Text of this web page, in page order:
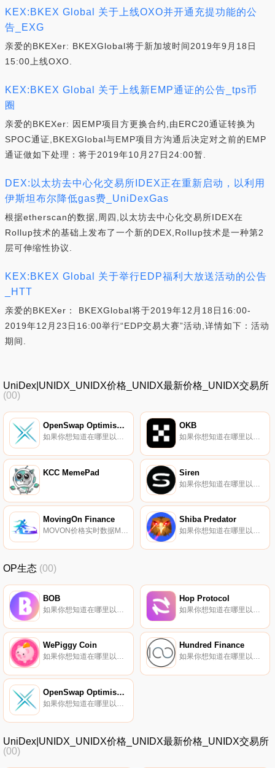
KEX:BKEX Global 关于上线OXO并开通充提功能的公
告_EXG
亲爱的BKEXer: BKEXGlobal将于新加坡时间2019年9月18日
15:00上线OXO.
KEX:BKEX Global 关于上线新EMP通证的公告_tps币
圈
亲爱的BKEXer: 因EMP项目方更换合约,由ERC20通证转换为
SPOC通证,BKEXGlobal与EMP项目方沟通后决定对之前的EMP
通证做如下处理：将于2019年10月27日24:00暂.
DEX:以太坊去中心化交易所IDEX正在重新启动，以利用
伊斯坦布尔降低gas费_UniDexGas
根据etherscan的数据,周四,以太坊去中心化交易所IDEX在
Rollup技术的基础上发布了一个新的DEX,Rollup技术是一种第2
层可伸缩性协议.
KEX:BKEX Global 关于举行EDP福利大放送活动的公告
_HTT
亲爱的BKEXer： BKEXGlobal将于2019年12月18日16:00-
2019年12月23日16:00举行“EDP交易大赛”活动,详情如下：活动
期间.
UniDex|UNIDX_UNIDX价格_UNIDX最新价格_UNIDX交易所
(00)
OpenSwap Optimism Token
如果你想知道在哪里以当前价格购买OpenSwap Optimism Token,目前交易{OpenSwap Optimism Token]股票的顶级加密货币交易所是BKEX。您可以在我们的加密货币交易所页面上找到其他列表。独特优雅的设计。高回报注。开放流动性池.
OKB
如果你想知道在哪里以当前价格购买OKB,目前交易{OKB]股票的顶级加密货币交易所是OKX、CoinW、Hotcoin Global、LBank和SuperEx。您可以在我们的加密货币交易所页面上找到其他列表.
KCC MemePad Siren
MovingOn Finance
MOVON价格实时数据MovingOn Finance-是一个web3移动应用程序,它通过步行、跑步、骑自行车和开车等活动集成了移动赚取机制.
Shiba Predator
如果你想知道在哪里以当前价格购买Shiba Predator,目前交易{Shiba Predator]股票的顶级加密货币交易所是OKX、SuperEx、BitMart、XT.COM和HuoQOM。您可以在我们的加密货币交易所页面上找到其他列表。库姆是{二进制}。只买不卖.
OP生态 (00)
BOB Hop Protocol
WePiggy Coin
如果你想知道在哪里以当前价格购买WePiggy Coin,目前交易{WePiggy Coin]股票的顶级加密货币交易所是PancakeSwap（V2）和MDEX。您可以在我们的加密货币交易所页面上找到其他列表。WePiggy是什么？WePiggy是一个开源、非托管的加密资产借贷市场协议.
Hundred Finance
如果你想知道在哪里以当前价格购买Hundred Finance,目前交易{Hundred Finance]股票的顶级加密货币交易所是MEXC、SpookySwap、Beethoven X（Fantom）、SpiritSwap和Solidly。您可以在我们的加密货币交易所页面上找到其他列表.
OpenSwap Optimism Token
如果你想知道在哪里以当前价格购买OpenSwap Optimism Token,目前交易{OpenSwap Optimism Token]股票的顶级加密货币交易所是BKEX。您可以在我们的加密货币交易所页面上找到其他列表。独特优雅的设计。高回报注。开放流动性池.
UniDex|UNIDX_UNIDX价格_UNIDX最新价格_UNIDX交易所
(00)